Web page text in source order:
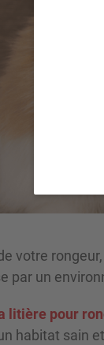
votre rongeur,
par un
litière pour
habitat sain